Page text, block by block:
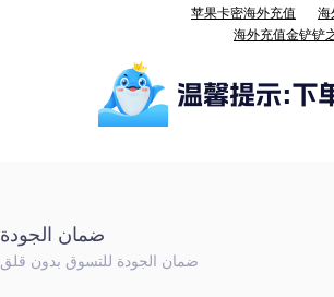
苹果卡密海外充值
海
海外充值金铲铲
ضمان الجودة
ضمان الجودة للتسوق بدون قلق